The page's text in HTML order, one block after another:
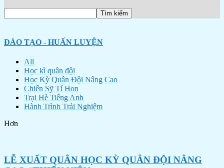
ĐÀO TẠO - HUẤN LUYỆN
All
Học kì quân đội
Học Kỳ Quân Đội Nâng Cao
Chiến Sỹ Tí Hon
Trại Hè Tiếng Anh
Hành Trình Trải Nghiệm
Hơn
LỄ XUẤT QUÂN HỌC KỲ QUÂN ĐỘI NÂNG